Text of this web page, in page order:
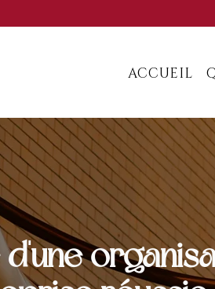
ACCUEIL